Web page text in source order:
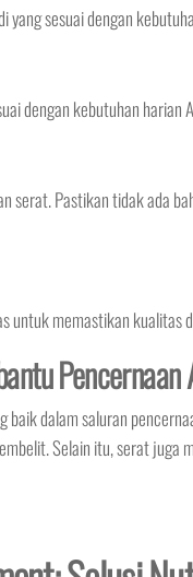
sesuai dengan
dengan kebutuhan harian
serat. Pastikan tidak ada
untuk memastikan kualitas
Pencernaan
dalam saluran
Selain itu, serat juga